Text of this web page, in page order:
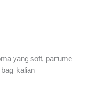
yang soft, parfume
kalian